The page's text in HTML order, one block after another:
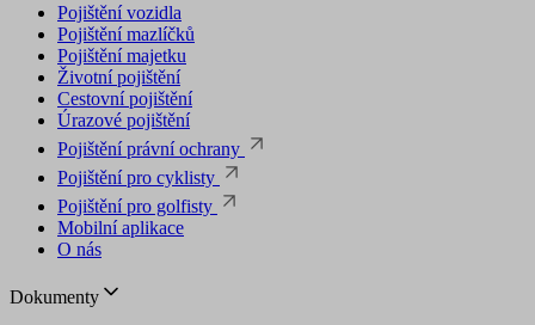
Pojištění vozidla
Pojištění mazlíčků
Pojištění majetku
Životní pojištění
Cestovní pojištění
Úrazové pojištění
Pojištění právní ochrany
Pojištění pro cyklisty
Pojištění pro golfisty
Mobilní aplikace
O nás
Dokumenty